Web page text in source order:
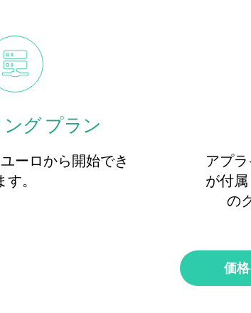
グ プラン
ーロから開始でき
す。
アプ
が付
の
価